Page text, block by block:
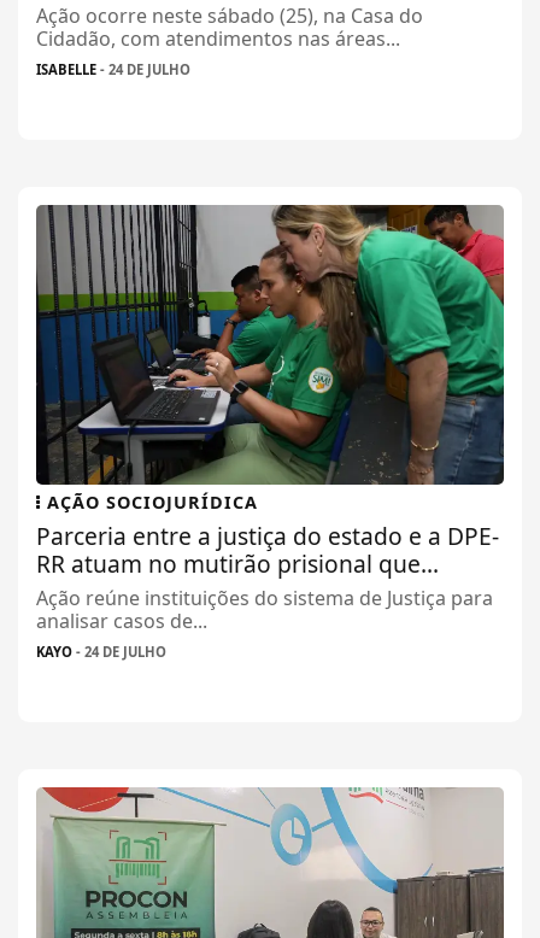
Ação ocorre neste sábado (25), na Casa do
Cidadão, com atendimentos nas áreas...
ISABELLE - 24 DE JULHO
AÇÃO SOCIOJURÍDICA
Parceria entre a justiça do estado e a DPE-
RR atuam no mutirão prisional que...
Ação reúne instituições do sistema de Justiça para
analisar casos de...
KAYO - 24 DE JULHO